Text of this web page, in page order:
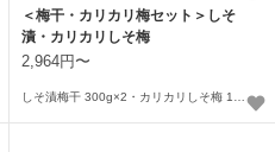
＜梅干・カリカリ梅セット＞しそ
漬・カリカリしそ梅
2,964円〜